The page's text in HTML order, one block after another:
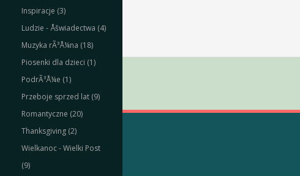
Inspiracje (3)
Ludzie - Åšwiadectwa (4)
Muzyka rÃ³Å¼na (18)
Piosenki dla dzieci (1)
PodrÃ³Å¼e (1)
Przeboje sprzed lat (9)
Romantyczne (20)
Thanksgiving (2)
Wielkanoc - Wielki Post
(9)